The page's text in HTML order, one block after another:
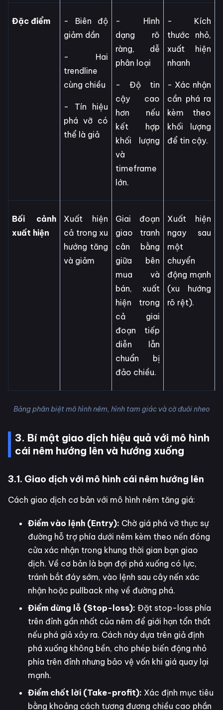
Đặc điểm
- Biên độ
giảm dần
- Hai
trendline
cùng chiều
- Tín hiệu
phá vỡ có
thể là giả
- Hình
dạng rõ
ràng, dễ
phân loại
- Độ tin
cậy cao
hơn nếu
kết hợp
khối lượng
và
timeframe
lớn.
- Kích
thước nhỏ,
xuất hiện
nhanh
- Xác nhận
cần phá ra
kèm theo
khối lượng
để tin cậy.
Bối cảnh
xuất hiện
Xuất hiện
cả trong xu
hướng tăng
và giảm
Giai đoạn
giao tranh
cân bằng
giữa bên
mua và
bán, xuất
hiện trong
cả giai
đoạn tiếp
diễn lẫn
chuẩn bị
đảo chiều.
Xuất hiện
ngay sau
một
chuyển
động mạnh
(xu hướng
rõ rệt).
Bảng phân biệt mô hình nêm, hình tam giác và cờ đuôi nheo
3. Bí mật giao dịch hiệu quả với mô hình
cái nêm hướng lên và hướng xuống
3.1. Giao dịch với mô hình cái nêm hướng lên
Cách giao dịch cơ bản với mô hình nêm tăng giá:
Điểm vào lệnh (Entry): Chờ giá phá vỡ thực sự
đường hỗ trợ phía dưới nêm kèm theo nến đóng
cửa xác nhận trong khung thời gian bạn giao
dịch. Về cơ bản là bạn đợi phá xuống có lực,
tránh bắt đáy sớm, vào lệnh sau cây nến xác
nhận hoặc pullback nhẹ về đường phá.
Điểm dừng lỗ (Stop-loss): Đặt stop-loss phía
trên đỉnh gần nhất của nêm để giới hạn tổn thất
nếu phá giả xảy ra. Cách này dựa trên giả định
phá xuống không bền, cho phép biến động nhỏ
phía trên đỉnh nhưng bảo vệ vốn khi giá quay lại
mạnh.
Điểm chốt lời (Take-profit): Xác định mục tiêu
bằng khoảng cách tương đương chiều cao phần